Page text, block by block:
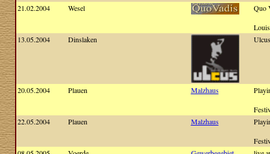
21.02.2004
Wesel
Quo
13.05.2004
Dinslaken Ulcus
20.05.2004 Plauen Malzhaus
22.05.2004
Plauen Malzhaus